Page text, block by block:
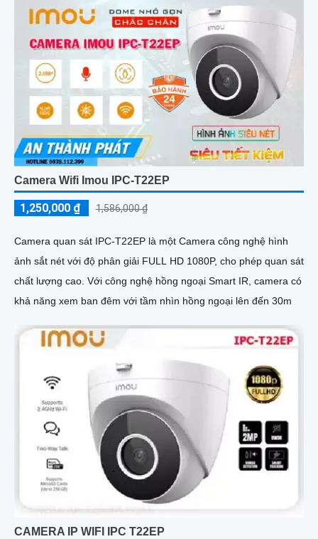
Camera Wifi Imou IPC-T22EP
1,250,000 ₫ 1,586,000 ₫
Camera quan sát IPC-T22EP là một Camera công nghệ hình
ảnh sắt nét với độ phân giải FULL HD 1080P, cho phép quan sát
chất lượng cao. Với công nghệ hồng ngoại Smart IR, camera có
khả năng xem ban đêm với tầm nhìn hồng ngoại lên đến 30m
CAMERA IP WIFI IPC T22EP